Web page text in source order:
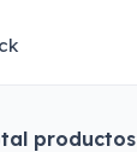
productos